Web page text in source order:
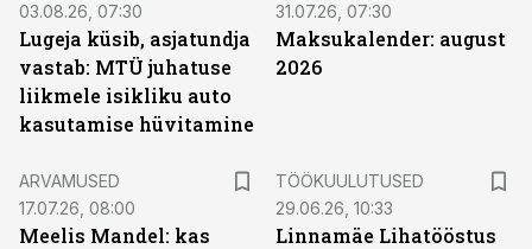
03.08.26, 07:30
Lugeja küsib, asjatundja
vastab: MTÜ juhatuse
liikmele isikliku auto
kasutamise hüvitamine
31.07.26, 07:30
Maksukalender: august
2026
ARVAMUSED
17.07.26, 08:00
Meelis Mandel: kas
TÖÖKUULUTUSED
29.06.26, 10:33
Linnamäe Lihatööstus